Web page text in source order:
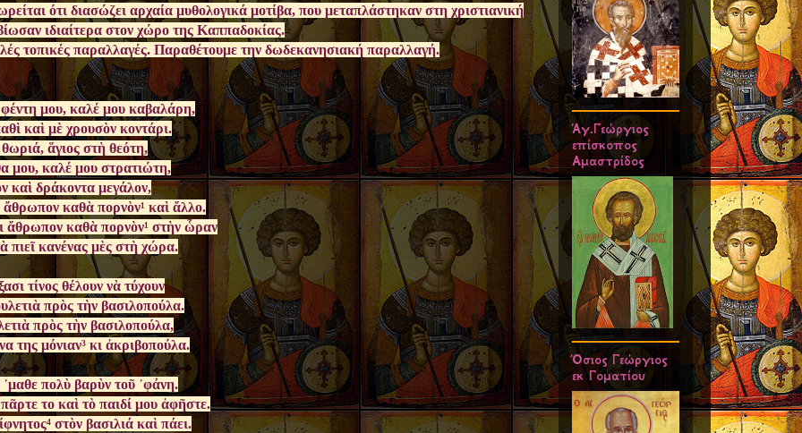
ότι διασώζει αρχαία μυθολογικά μοτίβα, που μεταπλάστηκαν στη χριστιανική
ιδιαίτερα στον χώρο της Καππαδοκίας.
τοπικές παραλλαγές. Παραθέτουμε την δωδεκανησιακή παραλλαγή.
μου, καλέ μου καβαλάρη,
καὶ μὲ χρουσὸν κοντάρι.
ἅγιος στὴ θεότη,
μου, καλέ μου στρατιώτη,
καὶ δράκοντα μεγάλον,
ἄθρωπον καθὰ πορνὸν¹ καὶ ἄλλο.
ἄθρωπον καθὰ πορνὸν¹ στὴν ὧραν
πιεῖ κανένας μὲς στὴ χώρα.
τίνος θέλουν νὰ τύχουν
πρὸς τὴν βασιλοπούλα.
πρὸς τὴν βασιλοπούλα,
της μόνιαν³ κι ἀκριβοπούλα.
πολὺ βαρὺν τοῦ ᾿φάνη.
το καὶ τὸ παιδί μου ἀφῆστε.
στὸν βασιλιά καὶ πάει.
Άγ.Γεώργιος
επίσκοπος
Αμαστρίδος
Όσιος Γεώργιος
εκ Γοματίου